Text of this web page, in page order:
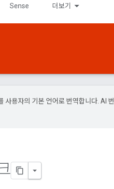
Sense 더보기
사용자의 기본 언어로 번역합니다. AI 번